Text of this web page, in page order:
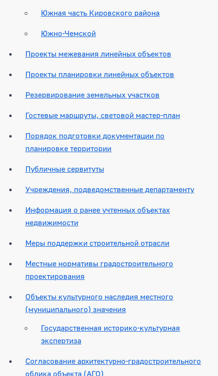
Южная часть Кировского района
Южно-Чемской
Проекты межевания линейных объектов
Проекты планировки линейных объектов
Резервирование земельных участков
Гостевые маршруты, световой мастер-план
Порядок подготовки документации по
планировке территории
Публичные сервитуты
Учреждения, подведомственные департаменту
Информация о ранее учтенных объектах
недвижимости
Меры поддержки строительной отрасли
Местные нормативы градостроительного
проектирования
Объекты культурного наследия местного
(муниципального) значения
Государственная историко-культурная
экспертиза
Согласование архитектурно-градостроительного
облика объекта (АГО)